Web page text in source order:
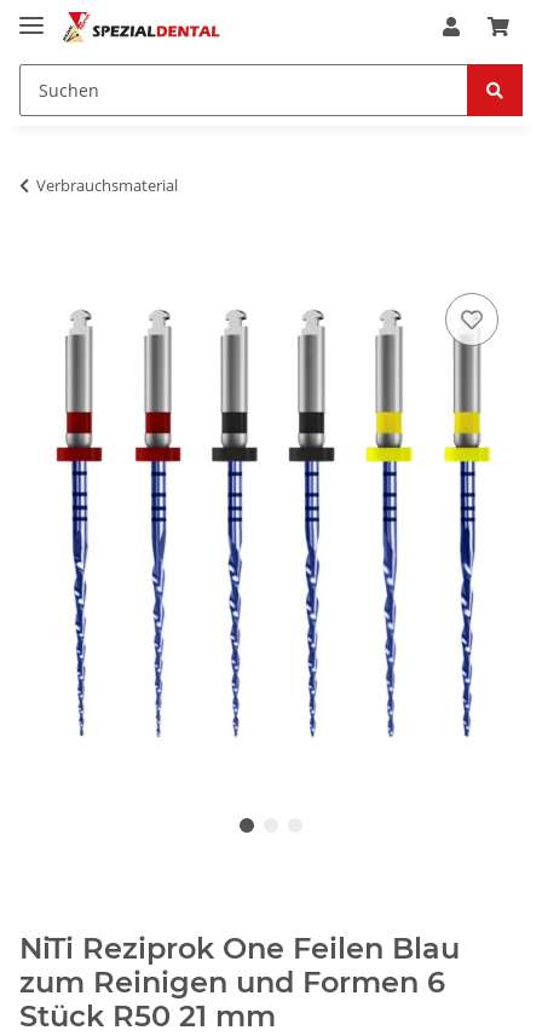
Verbrauchsmaterial
NiTi Reziprok One Feilen Blau
zum Reinigen und Formen 6
Stück R50 21 mm